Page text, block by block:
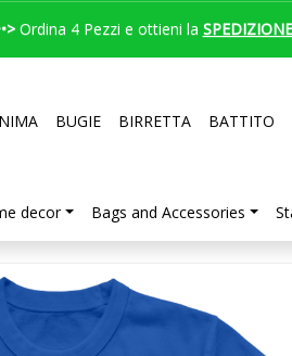
Ordina 4 Pezzi e ottieni la
BUGIE BIRRETTA BATTITO
decor Bags and Accessories